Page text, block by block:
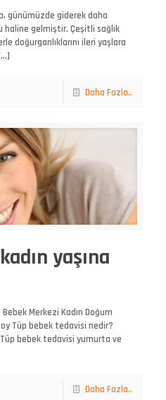
günümüzde giderek daha
gelmiştir. Çeşitli sağlık
doğurganlıklarını ileri yaşlara
Daha Fazla..
yaşına
Merkezi Kadın Doğum
Tüp bebek tedavisi nedir?
bebek tedavisi yumurta ve
Daha Fazla..